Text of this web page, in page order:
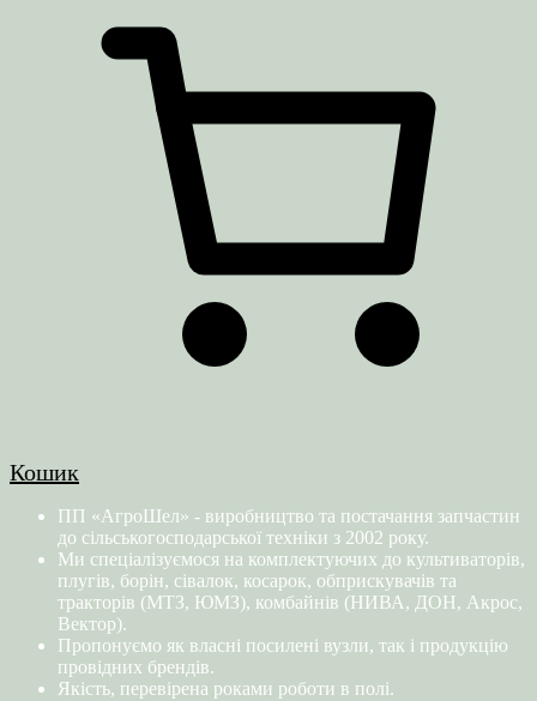
Кошик
ПП «АгроШел» - виробництво та постачання запчастин
до сільськогосподарської техніки з 2002 року.
Ми спеціалізуємося на комплектуючих до культиваторів,
плугів, борін, сівалок, косарок, обприскувачів та
тракторів (МТЗ, ЮМЗ), комбайнів (НИВА, ДОН, Акрос,
Вектор).
Пропонуємо як власні посилені вузли, так і продукцію
провідних брендів.
Якість, перевірена роками роботи в полі.